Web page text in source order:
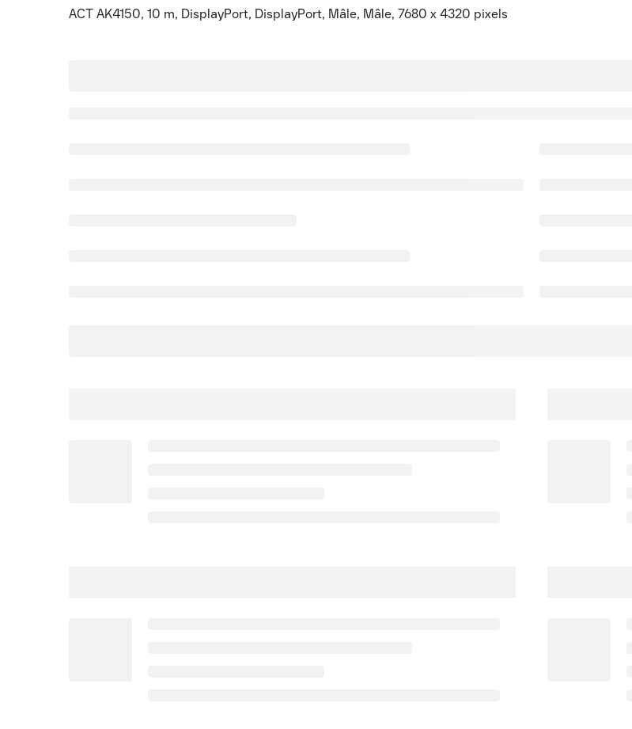
ACT AK4150, 10 m, DisplayPort, DisplayPort, Mâle, Mâle, 7680 x 4320 pixels